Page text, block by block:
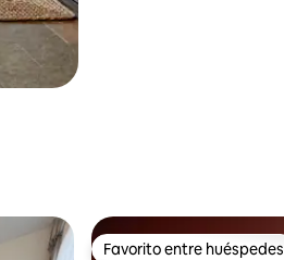
Favorito entre huéspedes